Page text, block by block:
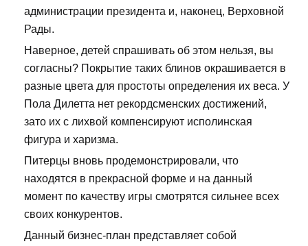
администрации президента и, наконец, Верховной
Рады.
Наверное, детей спрашивать об этом нельзя, вы
согласны? Покрытие таких блинов окрашивается в
разные цвета для простоты определения их веса. У
Пола Дилетта нет рекордсменских достижений,
зато их с лихвой компенсируют исполинская
фигура и харизма.
Питерцы вновь продемонстрировали, что
находятся в прекрасной форме и на данный
момент по качеству игры смотрятся сильнее всех
своих конкурентов.
Данный бизнес-план представляет собой